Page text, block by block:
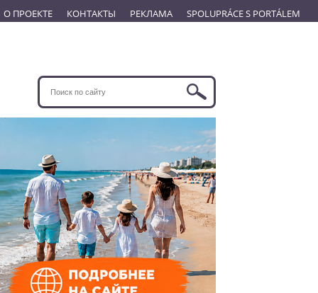
О ПРОЕКТЕ КОНТАКТЫ РЕКЛАМА SPOLUPRÁCE S PORTÁLEM